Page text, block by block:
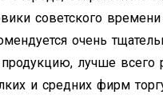
советского
очень
лучше всего
и средних фирм